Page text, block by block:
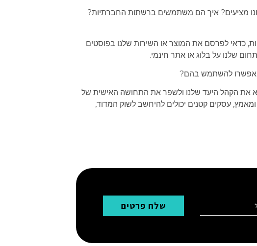
מציעים? איך הם משתמשים ברשתות החברתיות?
כדאי לפרסם את המוצר או השירות שלנו בפוסטים
שלנו על בלוג או אתר חינמי.
תיאפשרו להשתמש בהם?
את הקהל היעד שלנו ולשפר את התחושה האישית של
עסקים קטנים יכולים להיחשב לשוק המדוד,
שלח פרטים